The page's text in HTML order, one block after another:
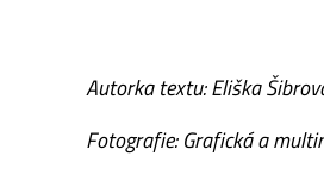
Autorka textu: Eliška
Fotografie: Grafická a